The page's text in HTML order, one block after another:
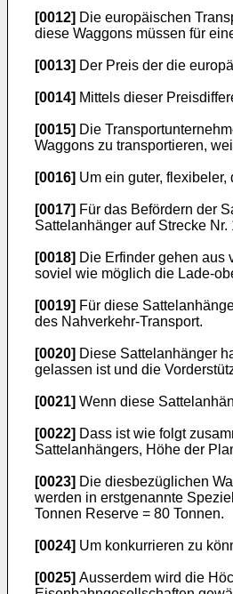
[0012] Die europäischen
diese Waggons müssen für
[0013] Der Preis der die
[0014] Mittels dieser
[0015] Die
Waggons zu transportieren,
[0016] Um ein guter,
[0017] Für das Befördern der
Sattelanhänger auf Strecke Nr.
[0018] Die Erfinder gehen aus
soviel wie möglich die Lade-
[0019] Für diese
des Nahverkehr-Transport.
[0020] Diese Sattelanhänger
gelassen ist und die
[0021] Wenn diese
[0022] Dass ist wie folgt
Sattelanhängers, Höhe der
[0023] Die diesbezüglichen
werden in erstgenannte
Tonnen Reserve = 80 Tonnen.
[0024] Um konkurrieren zu
[0025] Ausserdem wird die